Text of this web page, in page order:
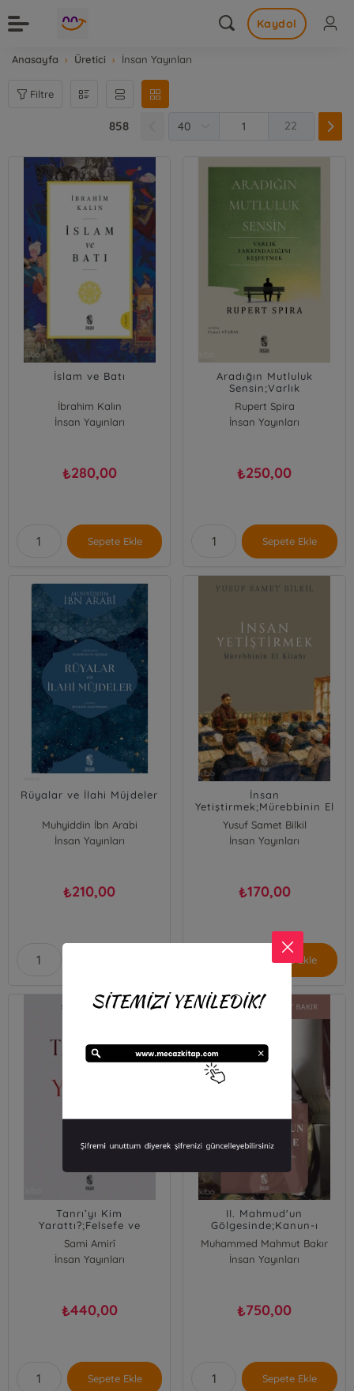
Kaydol
Anasayfa Üretici İnsan Yayınları
Filtre
858 22
İslam ve Batı
İbrahim Kalın
İnsan Yayınları
₺280,00
Sepete Ekle
Aradığın Mutluluk
Sensin;Varlık
Rupert Spira
İnsan Yayınları
₺250,00
Sepete Ekle
Rüyalar ve İlahi Müjdeler
Muhyiddin İbn Arabi
İnsan Yayınları
₺210,00
İnsan
Yetiştirmek;Mürebbinin El
Kitabı
Yusuf Samet Bilkil
İnsan Yayınları
₺170,00
Sepete Ekle
Tanrı’yı Kim
Yarattı?;Felsefe ve
Kozmoloji Işığında Bir
İnceleme
Sami Amirî
İnsan Yayınları
₺440,00
Sepete Ekle
II. Mahmud'un
Gölgesinde;Kanun-ı
Kadîm’in Yeniden İnşası:
Tanzimat-ı Hayriye
Muhammed Mahmut Bakır
İnsan Yayınları
₺750,00
Sepete Ekle